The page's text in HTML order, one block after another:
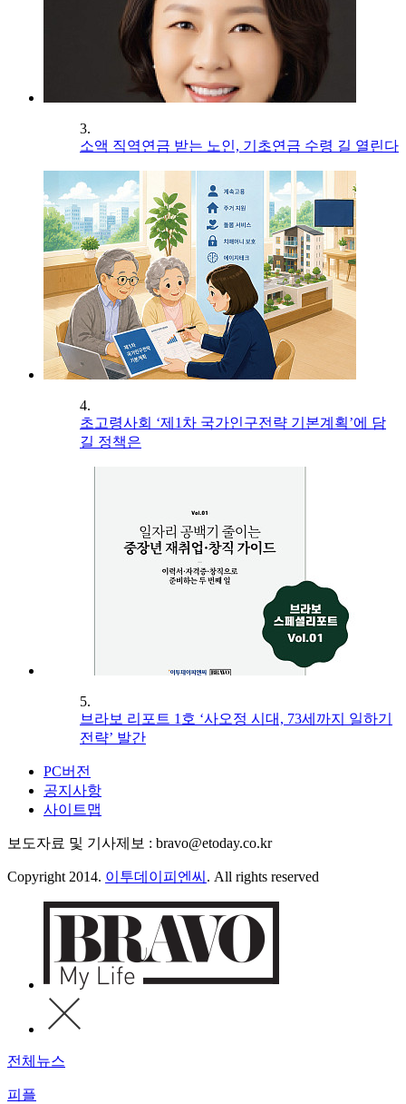
3.
소액 직역연금 받는 노인, 기초연금 수령 길 열린다
4.
초고령사회 ‘제1차 국가인구전략 기본계획’에 담
길 정책은
5.
브라보 리포트 1호 ‘사오정 시대, 73세까지 일하기
전략’ 발간
PC버전
공지사항
사이트맵
보도자료 및 기사제보 : bravo@etoday.co.kr
Copyright 2014. 이투데이피엔씨 . All rights reserved
전체뉴스
피플